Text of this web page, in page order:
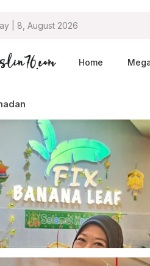
| 8, August 2026
Home